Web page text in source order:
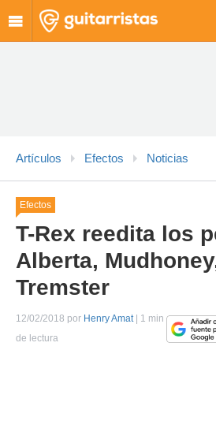
Artículos Efectos Noticias
Efectos
T-Rex reedita los
Alberta,
Tremster
12/02/2018 por Henry Amat| 1 min
de lectura